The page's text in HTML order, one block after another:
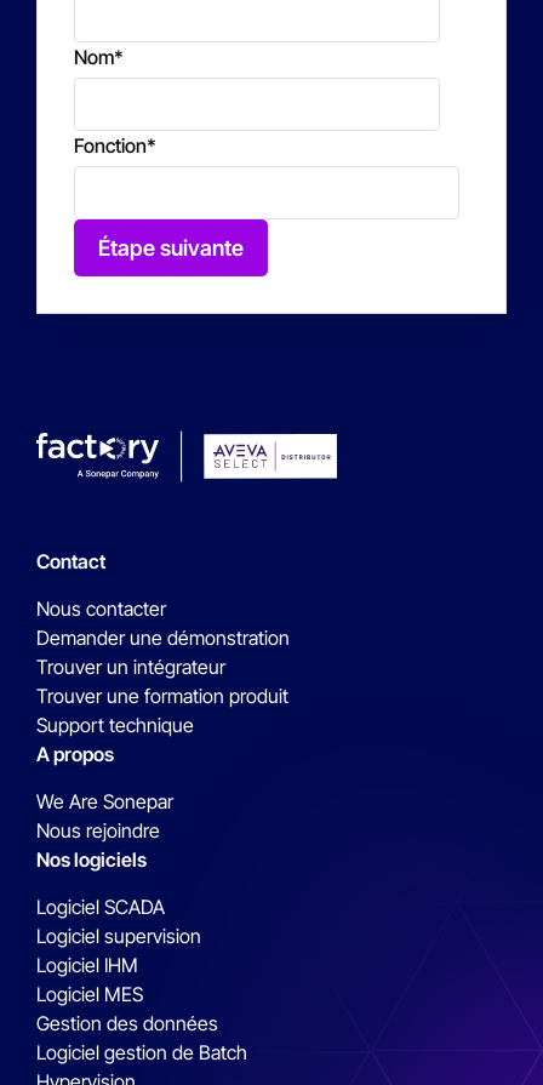
Nom*
Fonction*
Étape suivante
Contact
Nous contacter
Demander une démonstration
Trouver un intégrateur
Trouver une formation produit
Support technique
A propos
We Are Sonepar
Nous rejoindre
Nos logiciels
Logiciel SCADA
Logiciel supervision
Logiciel IHM
Logiciel MES
Gestion des données
Logiciel gestion de Batch